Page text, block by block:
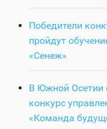
Победители
пройдут
«Сенеж»
В Южной Осетии
конкурс
«Команда